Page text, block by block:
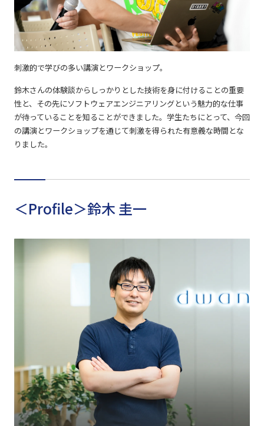
刺激的で学びの多い講演とワークショップ。
鈴木さんの体験談からしっかりとした技術を身に付けることの重要
性と、その先にソフトウェアエンジニアリングという魅力的な仕事
が待っていることを知ることができました。学生たちにとって、今回
の講演とワークショップを通じて刺激を得られた有意義な時間とな
りました。
＜Profile＞鈴木 圭一